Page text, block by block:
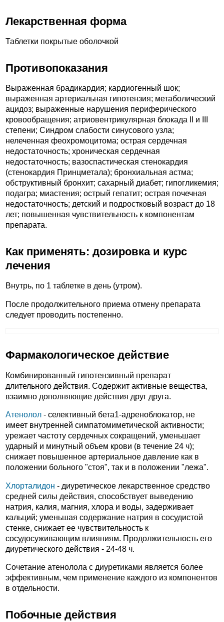
Лекарственная форма
Таблетки покрытые оболочкой
Противопоказания
Выраженная брадикардия; кардиогенный шок;
выраженная артериальная гипотензия; метаболический
ацидоз; выраженные нарушения периферического
кровообращения; атриовентрикулярная блокада II и III
степени; Синдром слабости синусового узла;
нелеченная феохромоцитома; острая сердечная
недостаточность; хроническая сердечная
недостаточность; вазоспастическая стенокардия
(стенокардия Принцметала); бронхиальная астма;
обструктивный бронхит; сахарный диабет; гипогликемия;
подагра; миастения; острый гепатит; острая почечная
недостаточность; детский и подростковый возраст до 18
лет; повышенная чувствительность к компонентам
препарата.
Как применять: дозировка и курс
лечения
Внутрь, по 1 таблетке в день (утром).
После продолжительного приема отмену препарата
следует проводить постепенно.
Фармакологическое действие
Комбинированный гипотензивный препарат
длительного действия. Содержит активные вещества,
взаимно дополняющие действия друг друга.
Атенолол - селективный бета1-адреноблокатор, не
имеет внутренней симпатомиметической активности;
урежает частоту сердечных сокращений, уменьшает
ударный и минутный объем крови (в течение 24 ч);
снижает повышенное артериальное давление как в
положении больного "стоя", так и в положении "лежа".
Хлорталидон - диуретическое лекарственное средство
средней силы действия, способствует выведению
натрия, калия, магния, хлора и воды, задерживает
кальций; уменьшая содержание натрия в сосудистой
стенке, снижает ее чувствительность к
сосудосуживающим влияниям. Продолжительность его
диуретического действия - 24-48 ч.
Сочетание атенолола с диуретиками является более
эффективным, чем применение каждого из компонентов
в отдельности.
Побочные действия